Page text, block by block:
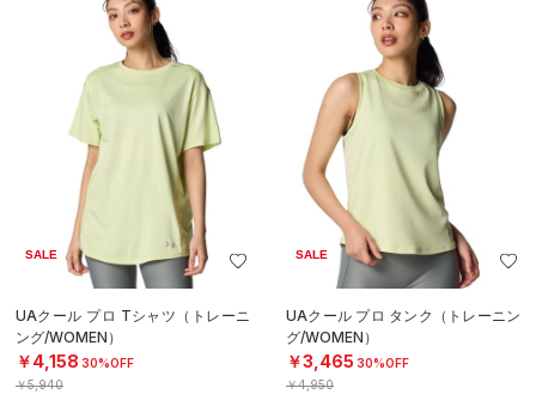
SALE
UAクール プロ Tシャツ（トレーニ
ング/WOMEN）
￥4,158 30%OFF
￥5,940
SALE
UAクール プロ タンク（トレーニン
グ/WOMEN）
￥3,465 30%OFF
￥4,950